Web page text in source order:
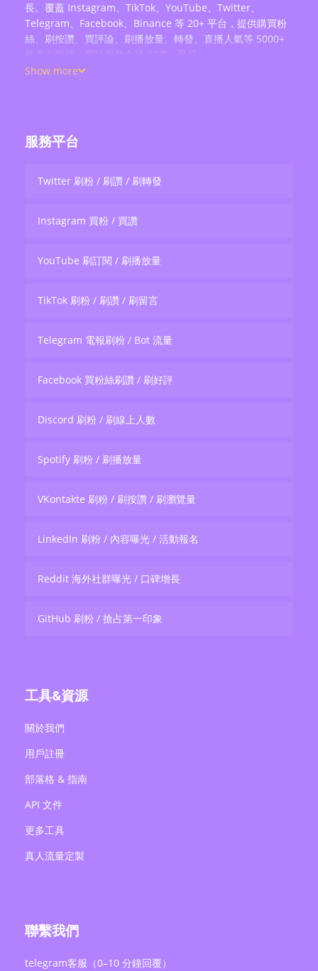
長。覆蓋 Instagram、TikTok、YouTube、Twitter、
Telegram、Facebook、Binance 等 20+ 平台，提供購買粉
絲、刷按讚、買評論、刷播放量、轉發、直播人氣等 5000+
種真人服務，累計服務全球 20萬+ 用戶。
Show more
服務平台
Twitter 刷粉 / 刷讚 / 刷轉發
Instagram 買粉 / 買讚
YouTube 刷訂閱 / 刷播放量
TikTok 刷粉 / 刷讚 / 刷留言
Telegram 電報刷粉 / Bot 流量
Facebook 買粉絲刷讚 / 刷好評
Discord 刷粉 / 刷線上人數
Spotify 刷粉 / 刷播放量
VKontakte 刷粉 / 刷按讚 / 刷瀏覽量
LinkedIn 刷粉 / 內容曝光 / 活動報名
Reddit 海外社群曝光 / 口碑增長
GitHub 刷粉 / 搶占第一印象
工具&資源
關於我們
用戶註冊
部落格 & 指南
API 文件
更多工具
真人流量定製
聯繫我們
telegram客服（0–10 分鐘回覆）